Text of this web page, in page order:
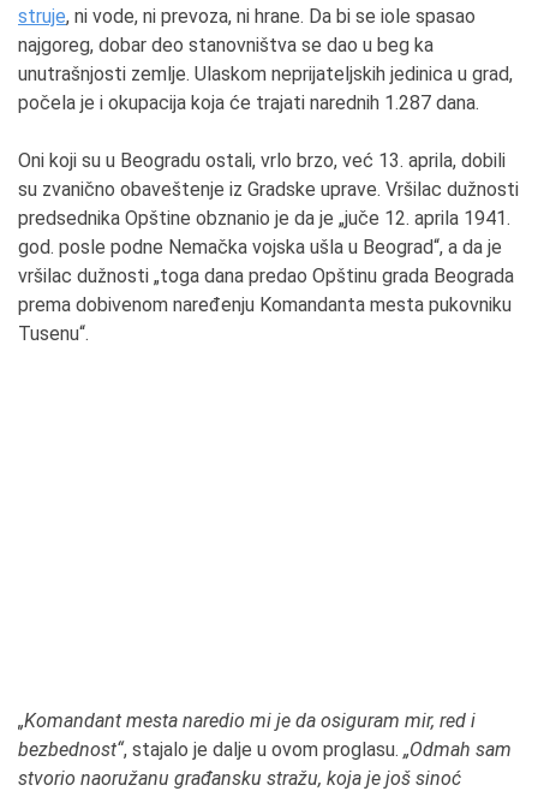
struje, ni vode, ni prevoza, ni hrane. Da bi se iole spasao
najgoreg, dobar deo stanovništva se dao u beg ka
unutrašnjosti zemlje. Ulaskom neprijateljskih jedinica u grad,
počela je i okupacija koja će trajati narednih 1.287 dana.
Oni koji su u Beogradu ostali, vrlo brzo, već 13. aprila, dobili
su zvanično obaveštenje iz Gradske uprave. Vršilac dužnosti
predsednika Opštine obznanio je da je „juče 12. aprila 1941.
god. posle podne Nemačka vojska ušla u Beograd“, a da je
vršilac dužnosti „toga dana predao Opštinu grada Beograda
prema dobivenom naređenju Komandanta mesta pukovniku
Tusenu“.
„Komandant mesta naredio mi je da osiguram mir, red i
bezbednost“, stajalo je dalje u ovom proglasu. „Odmah sam
stvorio naoružanu građansku stražu, koja je još sinoć